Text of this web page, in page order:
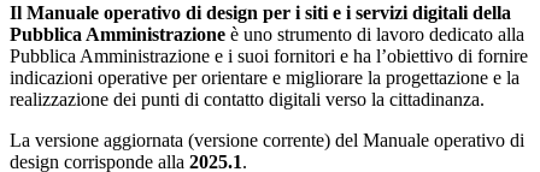
Il Manuale operativo di design per i siti e i servizi digitali della
Pubblica Amministrazione è uno strumento di lavoro dedicato alla
Pubblica Amministrazione e i suoi fornitori e ha l’obiettivo di fornire
indicazioni operative per orientare e migliorare la progettazione e la
realizzazione dei punti di contatto digitali verso la cittadinanza.
La versione aggiornata (versione corrente) del Manuale operativo di
design corrisponde alla 2025.1.